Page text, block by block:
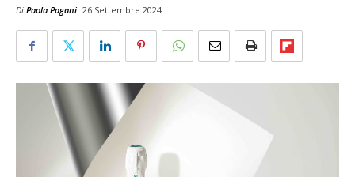
Di Paola Pagani 26 Settembre 2024